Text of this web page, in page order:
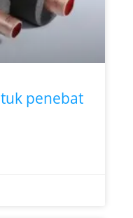
penebat